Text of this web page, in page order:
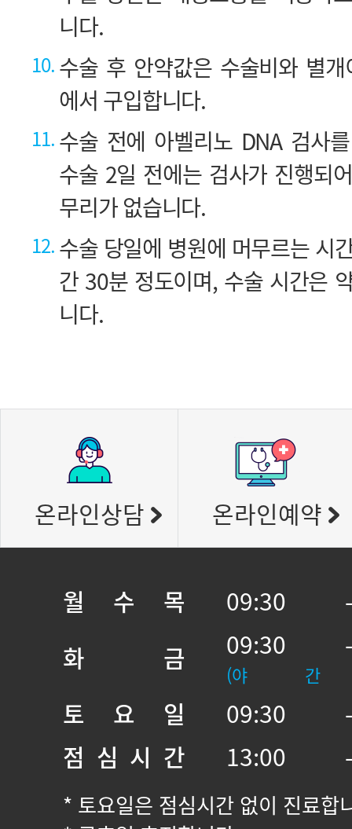
니다.
10.
에서 구입합니다.
11.
무리가 없습니다.
12.
니다.
온라인상담 온라인예약
월 수 목
09:30
화 금
09:30
(야 간
토 요 일
09:30
점 심 시 간
13:00
* 토요일은 점심시간 없이 진료합